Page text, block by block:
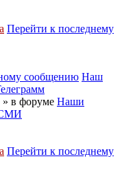
Перейти к последнему
сообщению Наш
» в форуме Наши
СМИ
Перейти к последнему